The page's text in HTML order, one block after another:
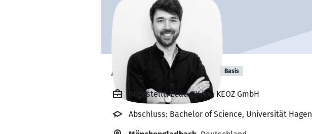
Andreas Schiller Basis
Angestellt, Lead UX/UI, KEOZ GmbH
Abschluss: Bachelor of Science, Universität Hagen